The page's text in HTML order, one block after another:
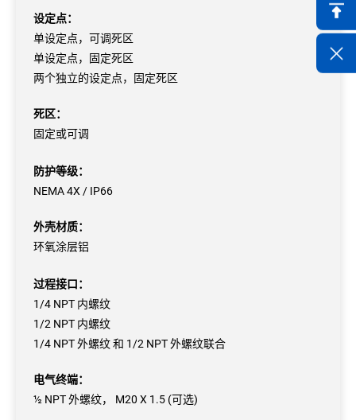
设定点：
单设定点，可调死区
单设定点，固定死区
两个独立的设定点，固定死区
死区：
固定或可调
防护等级：
NEMA 4X / IP66
外壳材质：
环氧涂层铝
过程接口：
1/4 NPT 内螺纹
1/2 NPT 内螺纹
1/4 NPT 外螺纹 和 1/2 NPT 外螺纹联合
电气终端：
½ NPT 外螺纹， M20 X 1.5 (可选)